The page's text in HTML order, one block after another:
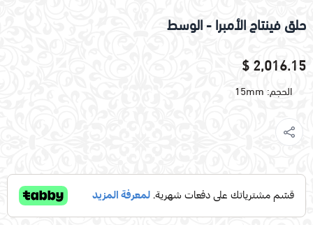
حلق فينتاج الأمبرا - الوسط
2,016.15 $
الحجم: 15mm